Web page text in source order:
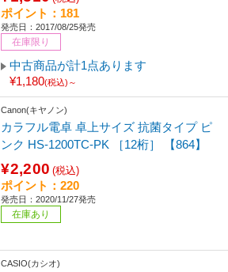
ポイント：181
発売日：2017/08/25発売
在庫限り
中古商品が計1点あります
¥1,180(税込)～
Canon(キヤノン)
カラフル電卓 卓上サイズ 抗菌タイプ ピ
ンク HS-1200TC-PK ［12桁］ 【864】
¥2,200 (税込)
ポイント：220
発売日：2020/11/27発売
在庫あり
CASIO(カシオ)